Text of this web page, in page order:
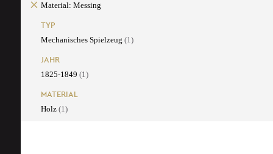
Material: Messing
TYP
Mechanisches Spielzeug (1)
JAHR
1825-1849 (1)
MATERIAL
Holz (1)